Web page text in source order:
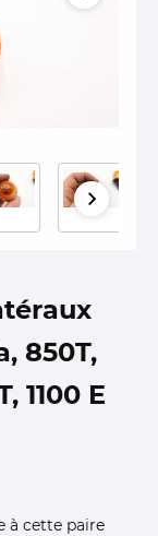
850T,
1100 E
à cette paire